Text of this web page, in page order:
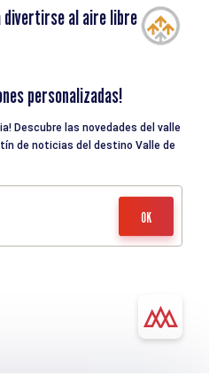
divertirse al aire libre
personalizadas!
Descubre las novedades del valle
de noticias del destino Valle de